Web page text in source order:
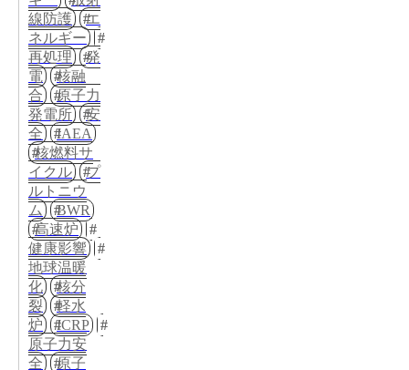
線防護
エ
ネルギー
再処理
発
電
核融
合
原子力
発電所
安
全
IAEA
核燃料サ
イクル
プ
ルトニウ
ム
BWR
高速炉
健康影響
地球温暖
化
核分
裂
軽水
炉
ICRP
原子力安
全
原子